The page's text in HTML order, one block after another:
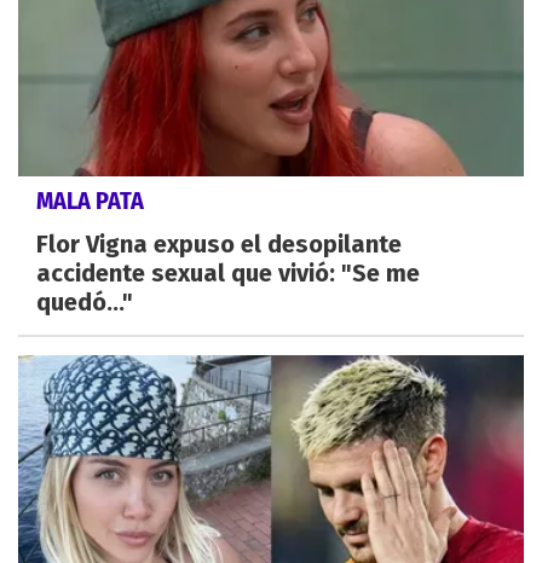
MALA PATA
Flor Vigna expuso el desopilante
accidente sexual que vivió: "Se me
quedó..."